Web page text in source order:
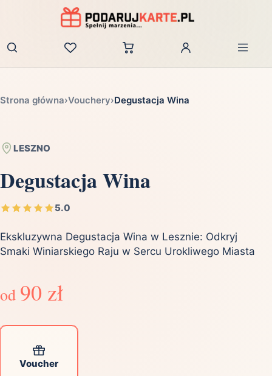
Zaloguj
Strona główna›Vouchery›Degustacja Wina
LESZNO
Degustacja Wina
5.0
Ekskluzywna Degustacja Wina w Lesznie: Odkryj
Smaki Winiarskiego Raju w Sercu Urokliwego Miasta
od 90 zł
Voucher